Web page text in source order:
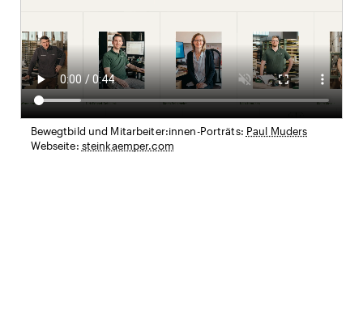
Bewegtbild und Mitarbeiter:innen-Porträts: Paul Muders
Webseite: steinkaemper.com